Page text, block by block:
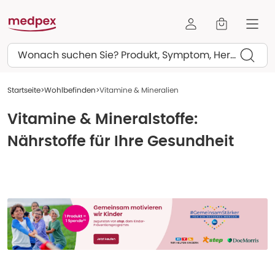
Suchen
Startseite Wohlbefinden Vitamine & Mineralien
Vitamine & Mineralstoffe:
Nährstoffe für Ihre Gesundheit